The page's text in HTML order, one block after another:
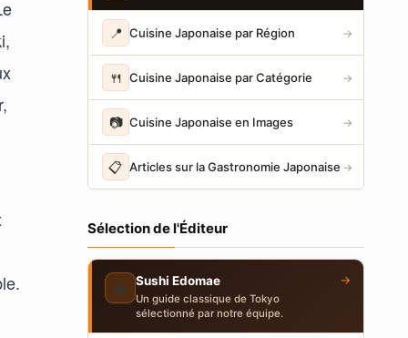
📍 Cuisine Japonaise par Région →
🍴 Cuisine Japonaise par Catégorie →
📷 Cuisine Japonaise en Images →
📋 Articles sur la Gastronomie Japonaise →
Sélection de l'Éditeur
🍣 Sushi Edomae
Un guide classique de Tokyo
sélectionné par notre équipe.
→